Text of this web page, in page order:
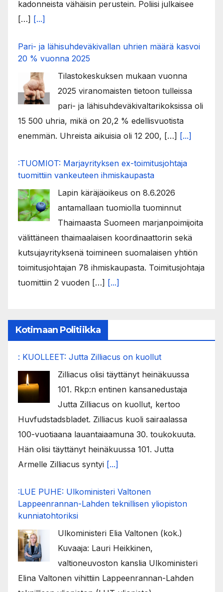
kadonneista vähäisin perustein. Poliisi julkaisee
[…] [...]
Pari- ja lähisuhdeväkivallan uhrien määrä kasvoi
20 % vuonna 2025
Tilastokeskuksen mukaan vuonna
2025 viranomaisten tietoon tulleissa
pari- ja lähisuhdeväkivaltarikoksissa oli
15 500 uhria, mikä on 20,2 % edellisvuotista
enemmän. Uhreista aikuisia oli 12 200, […] [...]
:TUOMIOT: Marjayrityksen ex-toimitusjohtaja
tuomittiin vankeuteen ihmiskaupasta
Lapin käräjäoikeus on 8.6.2026
antamallaan tuomiolla tuominnut
Thaimaasta Suomeen marjanpoimijoita
välittäneen thaimaalaisen koordinaattorin sekä
kutsujayrityksenä toimineen suomalaisen yhtiön
toimitusjohtajan 78 ihmiskaupasta. Toimitusjohtaja
tuomittiin 2 vuoden […] [...]
Kotimaan Politiikka
: KUOLLEET: Jutta Zilliacus on kuollut
Zilliacus olisi täyttänyt heinäkuussa
101. Rkp:n entinen kansanedustaja
Jutta Zilliacus on kuollut, kertoo
Huvfudstadsbladet. Zilliacus kuoli sairaalassa
100-vuotiaana lauantaiaamuna 30. toukokuuta.
Hän olisi täyttänyt heinäkuussa 101. Jutta
Armelle Zilliacus syntyi [...]
:LUE PUHE: Ulkoministeri Valtonen
Lappeenrannan-Lahden teknillisen yliopiston
kunniatohtoriksi
Ulkoministeri Elia Valtonen (kok.)
Kuvaaja: Lauri Heikkinen,
valtioneuvoston kanslia Ulkoministeri
Elina Valtonen vihittiin Lappeenrannan-Lahden